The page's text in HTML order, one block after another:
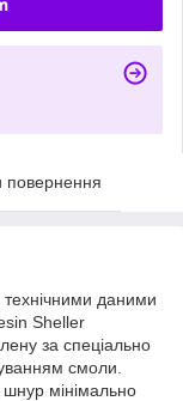
повернення
технічними даними
Sheller
за спеціально
смоли.
шнур мінімально